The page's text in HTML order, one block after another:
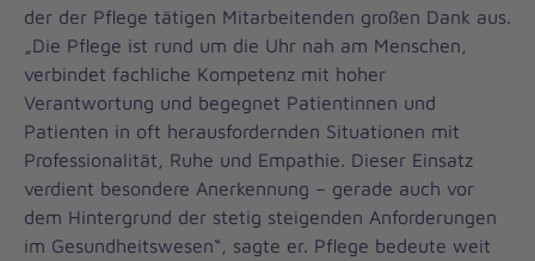
der der Pflege tätigen Mitarbeitenden großen Dank aus.
„Die Pflege ist rund um die Uhr nah am Menschen,
verbindet fachliche Kompetenz mit hoher
Verantwortung und begegnet Patientinnen und
Patienten in oft herausfordernden Situationen mit
Professionalität, Ruhe und Empathie. Dieser Einsatz
verdient besondere Anerkennung – gerade auch vor
dem Hintergrund der stetig steigenden Anforderungen
im Gesundheitswesen“, sagte er. Pflege bedeute weit